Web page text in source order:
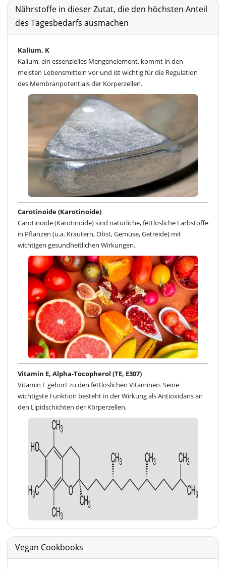
Nährstoffe in dieser Zutat, die den höchsten Anteil
des Tagesbedarfs ausmachen
Kalium, K
Kalium, ein essenzielles Mengenelement, kommt in den
meisten Lebensmitteln vor und ist wichtig für die Regulation
des Membranpotentials der Körperzellen.
Carotinoide (Karotinoide)
Carotinoide (Karotinoide) sind natürliche, fettlösliche Farbstoffe
in Pflanzen (u.a. Kräutern, Obst, Gemüse, Getreide) mit
wichtigen gesundheitlichen Wirkungen.
Vitamin E, Alpha-Tocopherol (TE, E307)
Vitamin E gehört zu den fettlöslichen Vitaminen. Seine
wichtigste Funktion besteht in der Wirkung als Antioxidans an
den Lipidschichten der Körperzellen.
Vegan Cookbooks